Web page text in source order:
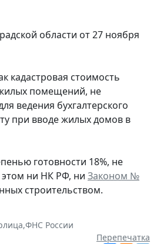
области от 27 ноября
кадастровая стоимость
помещений, не
ведения бухгалтерского
при вводе жилых домов в
готовности 18%, не
ни НК РФ, ни Законом №
строительством.
,ФНС России
Перепечатка